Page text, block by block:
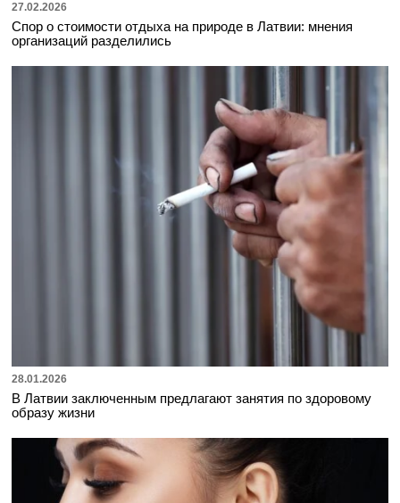
27.02.2026
Спор о стоимости отдыха на природе в Латвии: мнения
организаций разделились
28.01.2026
В Латвии заключенным предлагают занятия по здоровому
образу жизни